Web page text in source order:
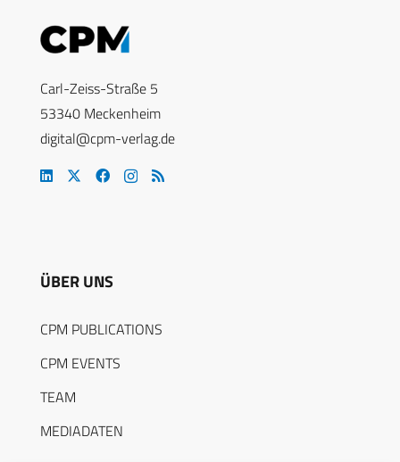
Carl-Zeiss-Straße 5
53340 Meckenheim
digital@cpm-verlag.de
ÜBER UNS
CPM PUBLICATIONS
CPM EVENTS
TEAM
MEDIADATEN